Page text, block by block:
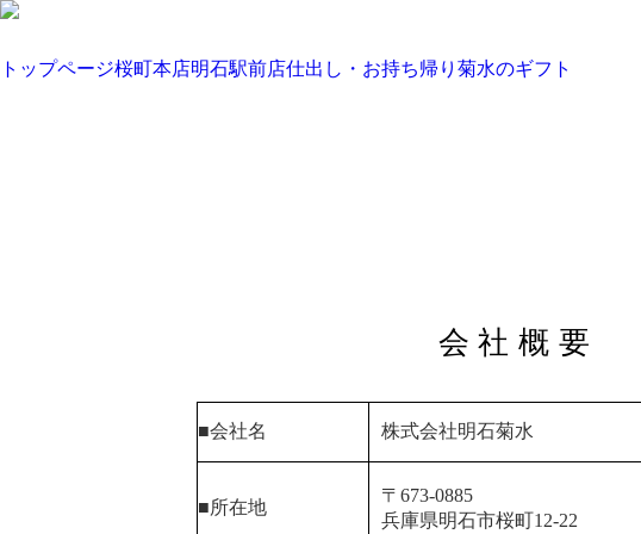
トップページ桜町本店明石駅前店仕出し・お持ち帰り 菊水のギフト
会社概要
■会社名 株式会社明石菊水
■所在地
〒673-0885
兵庫県明石市桜町12-22